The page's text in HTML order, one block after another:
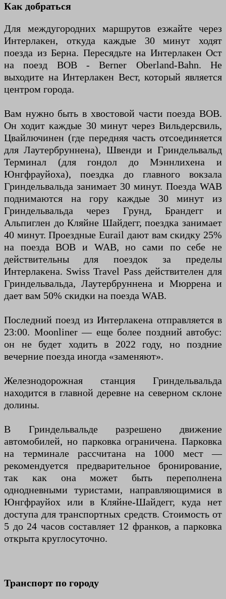
Как добраться
Для междугородних маршрутов езжайте через
Интерлакен, откуда каждые 30 минут ходят
поезда из Берна. Пересядьте на Интерлакен Ост
на поезд BOB - Berner Oberland-Bahn. Не
выходите на Интерлакен Вест, который является
центром города.
Вам нужно быть в хвостовой части поезда BOB.
Он ходит каждые 30 минут через Вильдерсвиль,
Цвайлючинен (где передняя часть отсоединяется
для Лаутербруннена), Швенди и Гриндельвальд
Терминал (для гондол до Мэннлихена и
Юнгфрауйоха), поездка до главного вокзала
Гриндельвальда занимает 30 минут. Поезда WAB
поднимаются на гору каждые 30 минут из
Гриндельвальда через Грунд, Брандегг и
Альпиглен до Кляйне Шайдегг, поездка занимает
40 минут. Проездные Eurail дают вам скидку 25%
на поезда BOB и WAB, но сами по себе не
действительны для поездок за пределы
Интерлакена. Swiss Travel Pass действителен для
Гриндельвальда, Лаутербруннена и Мюррена и
дает вам 50% скидки на поезда WAB.
Последний поезд из Интерлакена отправляется в
23:00. Moonliner — еще более поздний автобус:
он не будет ходить в 2022 году, но поздние
вечерние поезда иногда «заменяют».
Железнодорожная станция Гриндельвальда
находится в главной деревне на северном склоне
долины.
В Гриндельвальде разрешено движение
автомобилей, но парковка ограничена. Парковка
на терминале рассчитана на 1000 мест —
рекомендуется предварительное бронирование,
так как она может быть переполнена
однодневными туристами, направляющимися в
Юнгфрауйох или в Кляйне-Шайдегг, куда нет
доступа для транспортных средств. Стоимость от
5 до 24 часов составляет 12 франков, а парковка
открыта круглосуточно.
Транспорт по городу